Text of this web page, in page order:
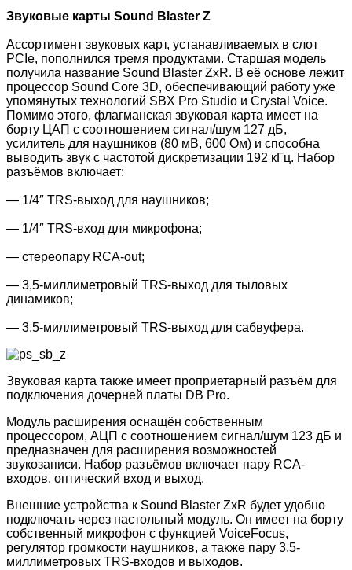
Звуковые карты Sound Blaster Z
Ассортимент звуковых карт, устанавливаемых в слот
PCIe, пополнился тремя продуктами. Старшая модель
получила название Sound Blaster ZxR. В её основе лежит
процессор Sound Core 3D, обеспечивающий работу уже
упомянутых технологий SBX Pro Studio и Crystal Voice.
Помимо этого, флагманская звуковая карта имеет на
борту ЦАП с соотношением сигнал/шум 127 дБ,
усилитель для наушников (80 мВ, 600 Ом) и способна
выводить звук с частотой дискретизации 192 кГц. Набор
разъёмов включает:
— 1/4″ TRS-выход для наушников;
— 1/4″ TRS-вход для микрофона;
— стереопару RCA-out;
— 3,5-миллиметровый TRS-выход для тыловых
динамиков;
— 3,5-миллиметровый TRS-выход для сабвуфера.
Звуковая карта также имеет проприетарный разъём для
подключения дочерней платы DB Pro.
Модуль расширения оснащён собственным
процессором, АЦП с соотношением сигнал/шум 123 дБ и
предназначен для расширения возможностей
звукозаписи. Набор разъёмов включает пару RCA-
входов, оптический вход и выход.
Внешние устройства к Sound Blaster ZxR будет удобно
подключать через настольный модуль. Он имеет на борту
собственный микрофон с функцией VoiceFocus,
регулятор громкости наушников, а также пару 3,5-
миллиметровых TRS-входов и выходов.